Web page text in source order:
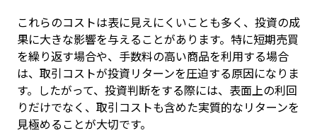
これらのコストは表に見えにくいことも多く、投資の成
果に大きな影響を与えることがあります。特に短期売買
を繰り返す場合や、手数料の高い商品を利用する場合
は、取引コストが投資リターンを圧迫する原因になりま
す。したがって、投資判断をする際には、表面上の利回
りだけでなく、取引コストも含めた実質的なリターンを
見極めることが大切です。